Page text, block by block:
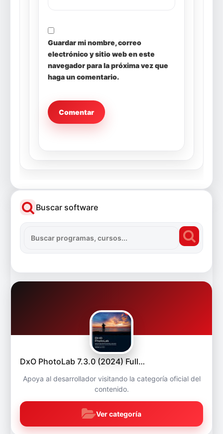
Guardar mi nombre, correo
electrónico y sitio web en este
navegador para la próxima vez que
haga un comentario.
Buscar software
DxO PhotoLab 7.3.0 (2024) Full…
Apoya al desarrollador visitando la categoría oficial del
contenido.
Ver categoría